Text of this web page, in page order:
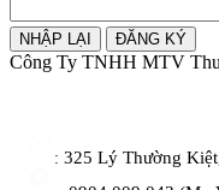
Công Ty TNHH MTV
: 325 Lý Thường